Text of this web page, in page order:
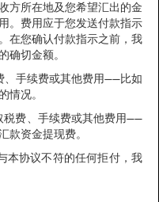
方所在地及您希望汇出的金
。费用应于您发送付款指示
在您确认付款指示之前，我
确切金额。
手续费或其他费用——比如
情况。
费、手续费或其他费用——
款资金提现费。
协议不符的任何拒付，我